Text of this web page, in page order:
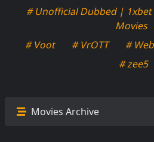
# Unofficial Dubbed |
Movies
# Voot
# VrOTT
#
# zee5
Movies Archive